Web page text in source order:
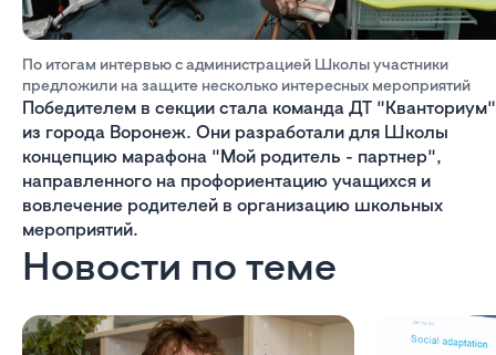
По итогам интервью с администрацией Школы участники
предложили на защите несколько интересных мероприятий
Победителем в секции стала команда ДТ "Кванториум"
из города Воронеж. Они разработали для Школы
концепцию марафона "Мой родитель - партнер",
направленного на профориентацию учащихся и
вовлечение родителей в организацию школьных
мероприятий.
Новости по теме